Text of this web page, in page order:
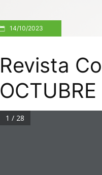
14/10/2023
Revista
OCTUBRE
1 / 28